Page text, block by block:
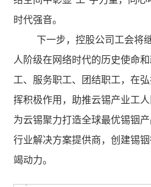
时代强音。
下一步，控股公司工会将
人阶级在网络时代的历史使命
工、服务职工、团结职工，在
挥积极作用，助推云锡产业工
为云锡聚力打造全球最优锡铟
行业解决方案提供商，创建锡
竭动力。